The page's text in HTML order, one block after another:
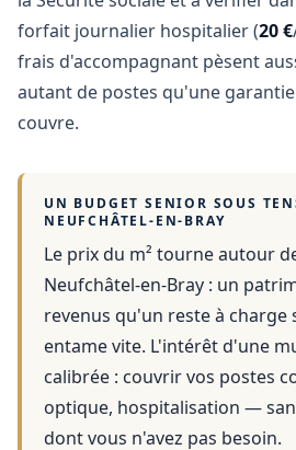
forfait journalier hospitalier (20 €
frais d'accompagnant pèsent
autant de postes qu'une
couvre.
UN BUDGET SENIOR SOUS
NEUFCHÂTEL-EN-BRAY
Le prix du m² tourne autour
Neufchâtel-en-Bray : un
revenus qu'un reste à charge
entame vite. L'intérêt d'une
calibrée : couvrir vos postes
optique, hospitalisation —
dont vous n'avez pas besoin.